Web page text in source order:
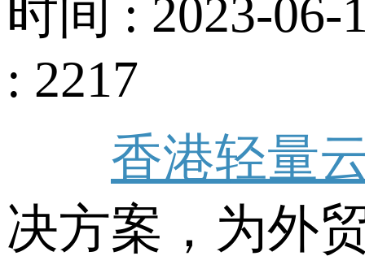
时间 : 2023-06-
: 2217
香港轻量
决方案，为外